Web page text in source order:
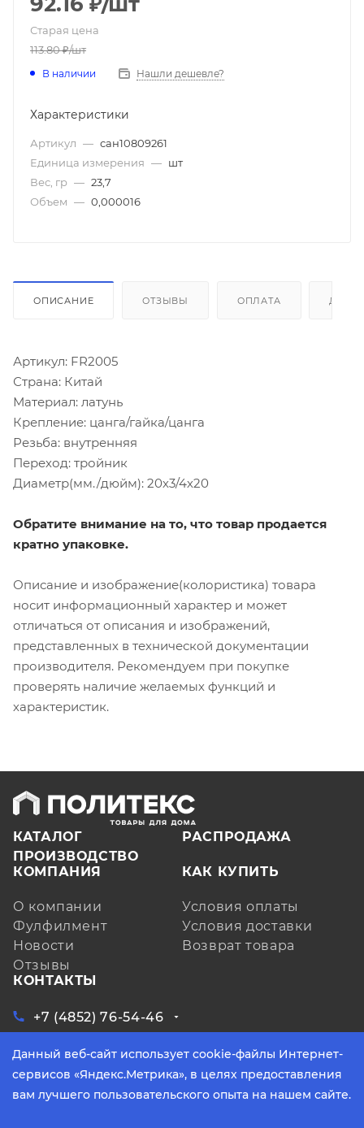
Старая цена
113.80₽/шт
В наличии Нашли дешевле?
Характеристики
Артикул — сан10809261
Единица измерения — шт
Вес, гр — 23,7
Объем — 0,000016
ОПИСАНИЕ ОТЗЫВЫ ОПЛАТА
Артикул: FR2005
Страна: Китай
Материал: латунь
Крепление: цанга/гайка/цанга
Резьба: внутренняя
Переход: тройник
Диаметр(мм./дюйм): 20х3/4х20
Обратите внимание на то, что товар продается
кратно упаковке.
Описание и изображение(колористика) товара
носит информационный характер и может
отличаться от описания и изображений,
представленных в технической документации
производителя. Рекомендуем при покупке
проверять наличие желаемых функций и
характеристик.
КАТАЛОГ
РАСПРОДАЖА
ПРОИЗВОДСТВО
КОМПАНИЯ
О компании
Фулфилмент
Новости
Отзывы
КАК КУПИТЬ
Условия оплаты
Условия доставки
Возврат товара
КОНТАКТЫ
+7 (4852) 76-54-46
Ярославская обл, д. Кузнечиха, ул.
Индустриальная, д. 6, лит. А, оф. 3
пн - пт, с 9:00 до 17:30 (по МСК)
Данный веб-сайт использует cookie-файлы Интернет-
сервисов «Яндекс.Метрика», в целях предоставления
вам лучшего пользовательского опыта на нашем сайте.